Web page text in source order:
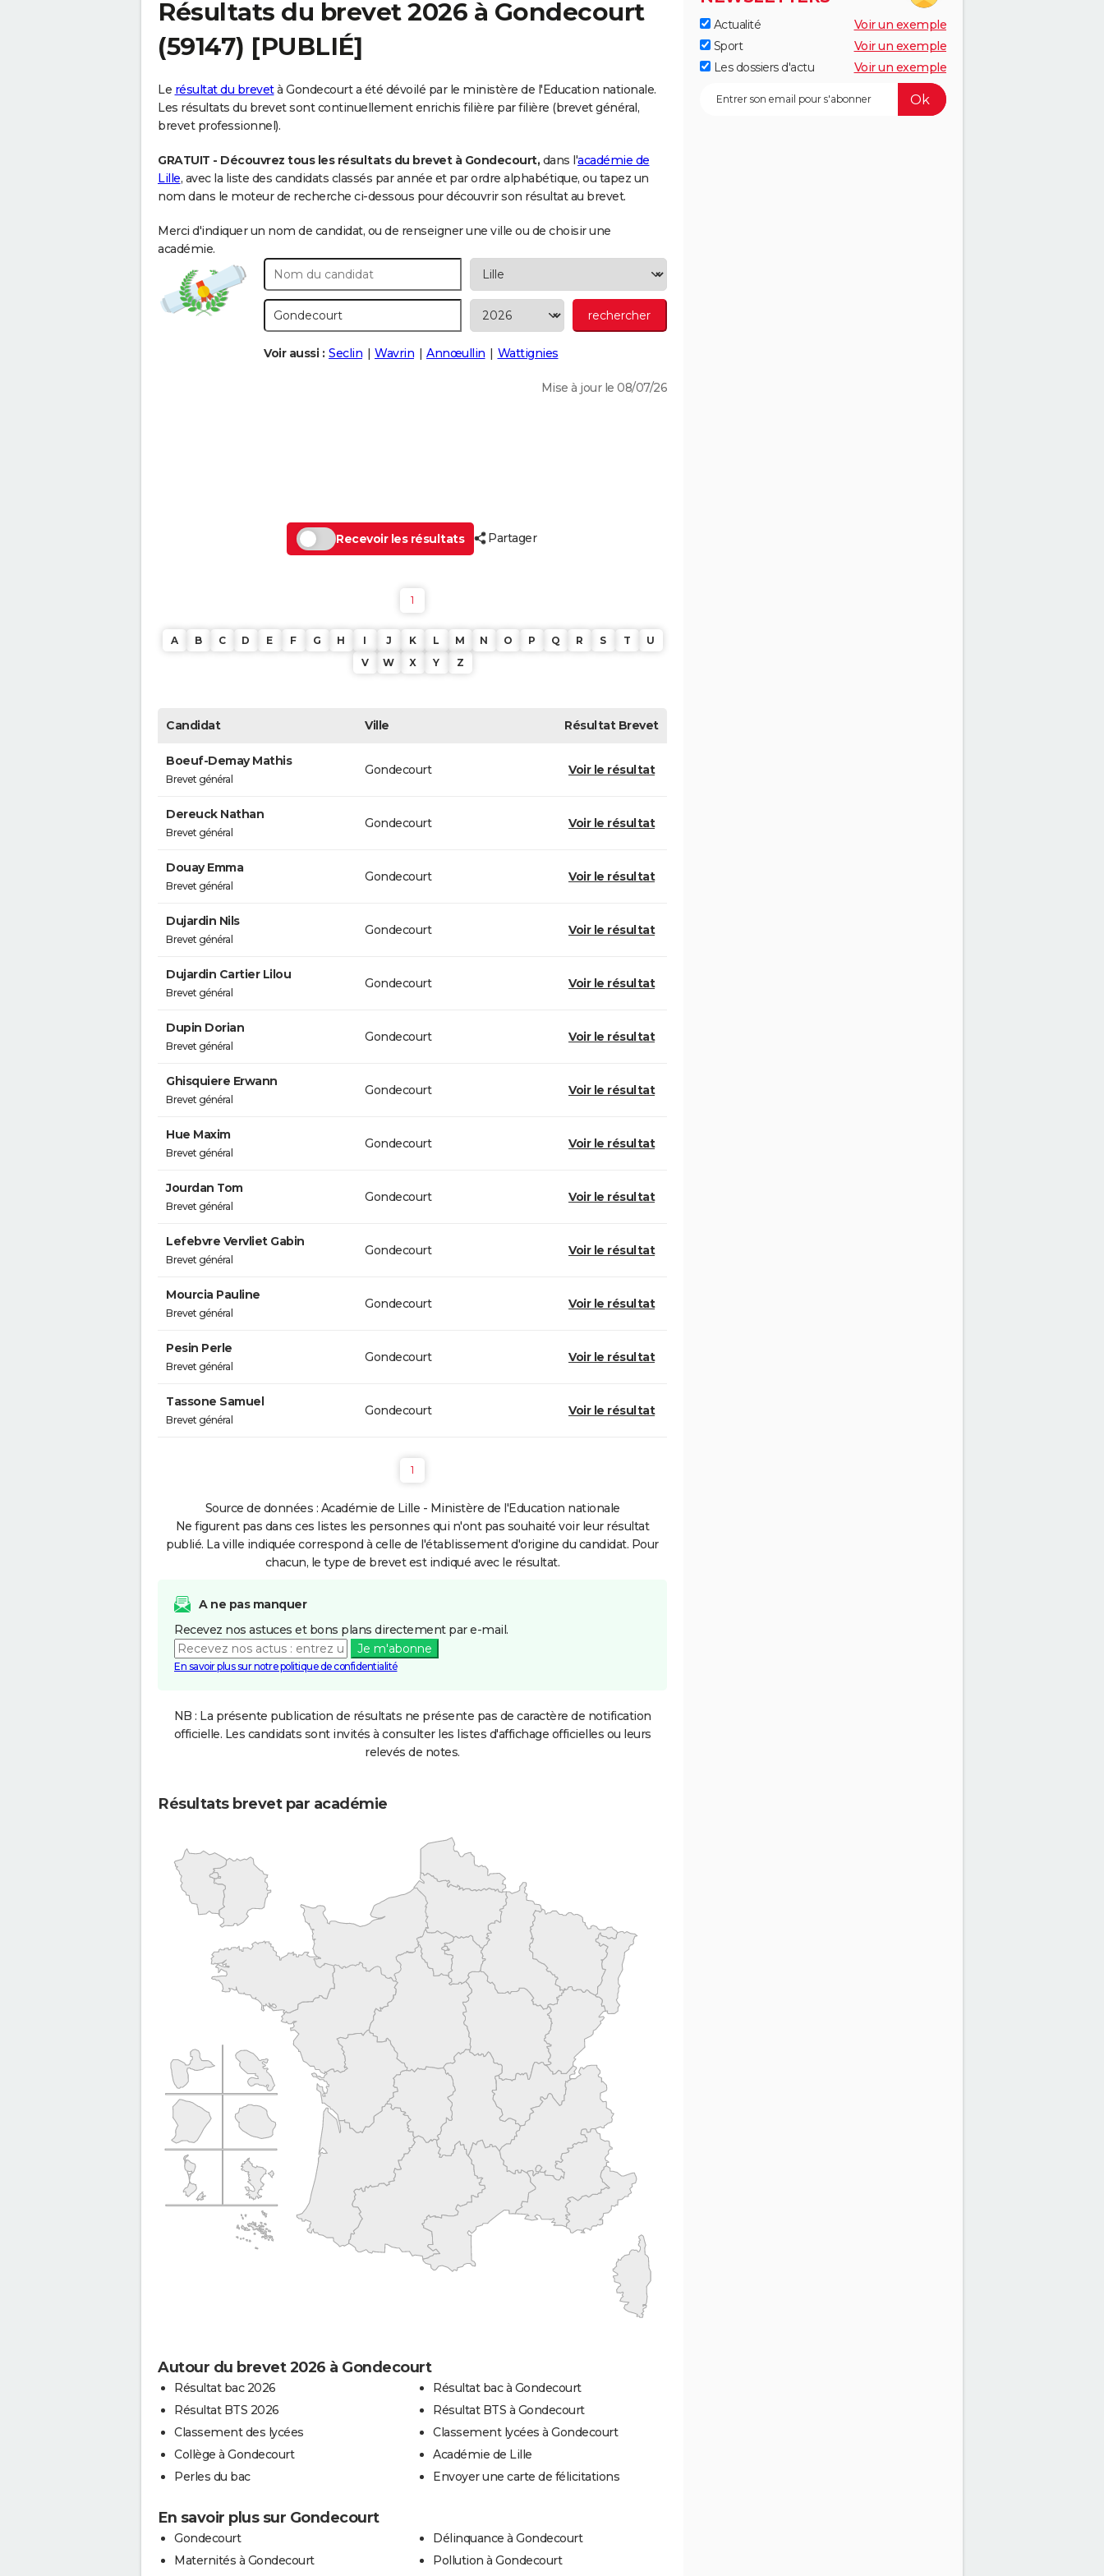
Résultats du brevet 2026 à Gondecourt
(59147) [PUBLIÉ]
Le résultat du brevetà Gondecourt a été dévoilé par le ministère de l'Education nationale.
Les résultats du brevet sont continuellement enrichis filière par filière (brevet général,
brevet professionnel).
GRATUIT - Découvrez tous les résultats du brevet à Gondecourt, dans l'académie de
Lille, avec la liste des candidats classés par année et par ordre alphabétique, ou tapez un
nom dans le moteur de recherche ci-dessous pour découvrir son résultat au brevet.
Merci d'indiquer un nom de candidat, ou de renseigner une ville ou de choisir une
académie.
Voir aussi : Seclin Wavrin Annœullin Wattignies
Mise à jour le 08/07/26
Recevoir les résultats Partager
1
A B C D E F G H I J K L M N O P Q R S T
U
V
W X Y Z
Candidat Ville RésultatBrevet
Boeuf-Demay Mathis
Brevet général
Gondecourt Voir le résultat
Dereuck Nathan
Brevet général
Gondecourt Voir le résultat
Douay Emma
Brevet général
Gondecourt Voir le résultat
Dujardin Nils
Brevet général
Gondecourt Voir le résultat
Dujardin Cartier Lilou
Brevet général
Gondecourt Voir le résultat
Dupin Dorian
Brevet général
Gondecourt Voir le résultat
Ghisquiere Erwann
Brevet général
Gondecourt Voir le résultat
Hue Maxim
Brevet général
Gondecourt Voir le résultat
Jourdan Tom
Brevet général
Gondecourt Voir le résultat
Lefebvre Vervliet Gabin
Brevet général
Gondecourt Voir le résultat
Mourcia Pauline
Brevet général
Gondecourt Voir le résultat
Pesin Perle
Brevet général
Gondecourt Voir le résultat
Tassone Samuel
Brevet général
Gondecourt Voir le résultat
1
Source de données : Académie de Lille - Ministère de l'Education nationale
Ne figurent pas dans ces listes les personnes qui n'ont pas souhaité voir leur résultat
publié. La ville indiquée correspond à celle de l'établissement d'origine du candidat. Pour
chacun, le type de brevet est indiqué avec le résultat.
A ne pas manquer
Recevez nos astuces et bons plans directement par e-mail.
Je m'abonne
En savoir plus sur notre politique de confidentialité
NB : La présente publication de résultats ne présente pas de caractère de notification
officielle. Les candidats sont invités à consulter les listes d'affichage officielles ou leurs
relevés de notes.
Résultats brevet par académie
Autour du brevet 2026 à Gondecourt
Résultat bac 2026
Résultat BTS 2026
Classement des lycées
Collège à Gondecourt
Perles du bac
Résultat bac à Gondecourt
Résultat BTS à Gondecourt
Classement lycées à Gondecourt
Académie de Lille
Envoyer une carte de félicitations
En savoir plus sur Gondecourt
Gondecourt
Maternités à Gondecourt
Délinquance à Gondecourt
Pollution à Gondecourt
Actualité
Voir un exemple
Sport
Voir un exemple
Les dossiers d'actu
Voir un exemple